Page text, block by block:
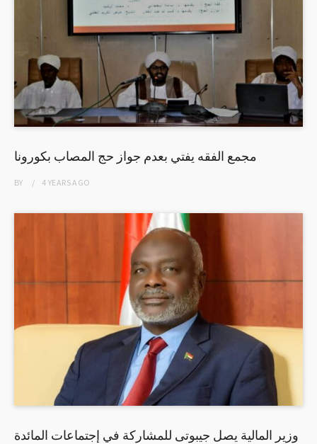
مجمع الفقه يفتي بعدم جواز حج المصاب بكورونا
BY 4 YEARSAGO
وزير المالية يصل جيبوتى للمشاركة في إجتماعات المائدة